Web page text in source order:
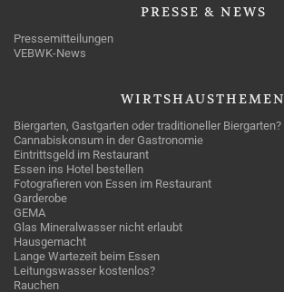
PRESSE & NEWS
Pressemitteilungen
VEBWK-News
WIRTSHAUSTHEMEN
Biergarten, Gastgarten oder traditioneller Biergarten?
Cannabiskonsum in der Gastronomie
Eintrittsgeld im Restaurant
Essen ins Hotel bestellen
Fotografieren von Essen im Restaurant
Garderobe
GEMA
Glas Mineralwasser nicht erlaubt
Hausgemacht
Lange Wartezeit beim Essen
Leitungswasser kostenlos?
Rauchen